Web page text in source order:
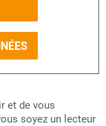
et de vous
soyez un lecteur